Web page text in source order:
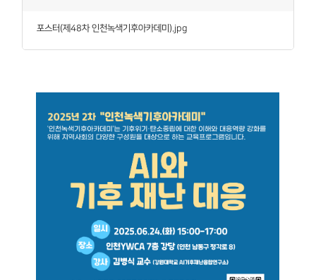
포스터(제48차 인천녹색기후아카데미).jpg